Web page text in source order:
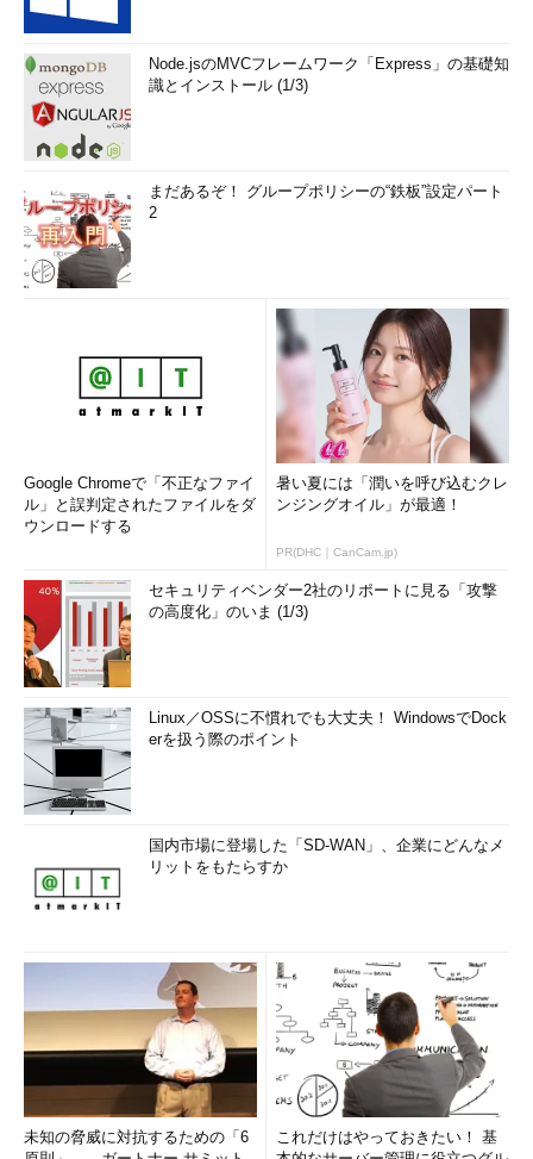
Node.jsのMVCフレームワーク「Express」の基礎知
識とインストール (1/3)
まだあるぞ！ グループポリシーの“鉄板”設定パート
2
Google Chromeで「不正なファイ
ル」と誤判定されたファイルをダ
ウンロードする
暑い夏には「潤いを呼び込むクレ
ンジングオイル」が最適！
PR(DHC｜CanCam.jp)
セキュリティベンダー2社のリポートに見る「攻撃
の高度化」のいま (1/3)
Linux／OSSに不慣れでも大丈夫！ WindowsでDock
erを扱う際のポイント
国内市場に登場した「SD-WAN」、企業にどんなメ
リットをもたらすか
未知の脅威に対抗するための「6
これだけはやっておきたい！ 基